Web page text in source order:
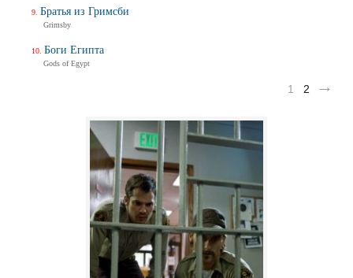
1 2
Братья из Гримсби
Grimsby
Боги Египта
Gods of Egypt